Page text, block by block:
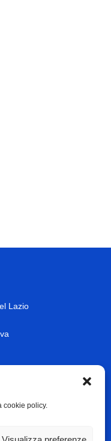
cookie policy.
Lazio